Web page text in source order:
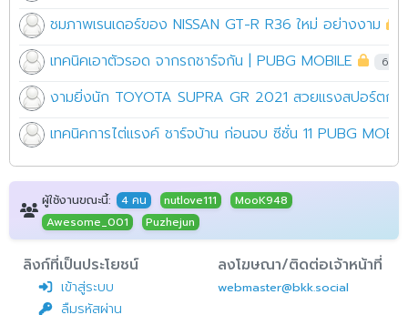
ชมภาพเรนเดอร์ของ NISSAN GT-R R36 ใหม่ อย่างงาม
เทคนิคเอาตัวรอด จากรถชาร์จกัน | PUBG MOBILE
6 ปี
งามยิ่งนัก TOYOTA SUPRA GR 2021 สวยแรงสปอร์ตกระ
เทคนิคการไต่แรงค์ ชาร์จบ้าน ก่อนจบ ซีซั่น 11 PUBG
ผู้ใช้งานขณะนี้: 4 คน nutlove111
MooK948
Awesome_001
Puzhejun
ลิงก์ที่เป็นประโยชน์
เข้าสู่ระบบ
ลืมรหัสผ่าน
ลงโฆษณา/ติดต่อเจ้าหน้าที่
webmaster@bkk.social